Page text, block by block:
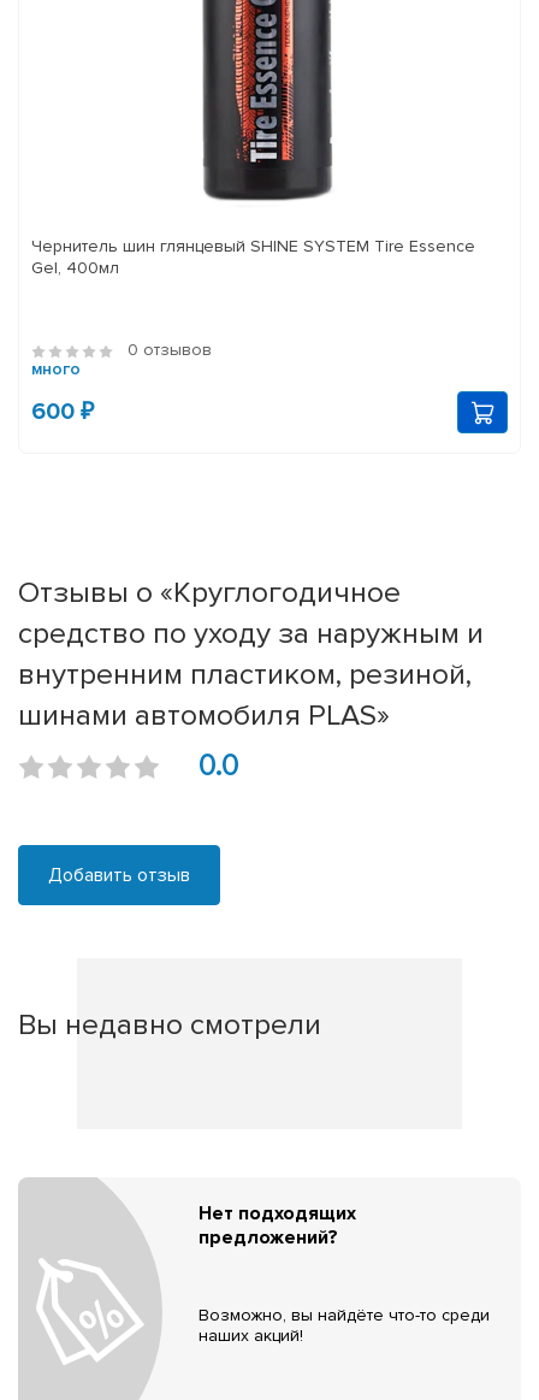
Чернитель шин глянцевый SHINE SYSTEM Tire Essence
Gel, 400мл
0 отзывов
много
600 ₽
Отзывы о «Круглогодичное
средство по уходу за наружным и
внутренним пластиком, резиной,
шинами автомобиля PLAS»
0.0
Добавить отзыв
Вы недавно смотрели
Нет подходящих
предложений?
Возможно, вы найдёте что-то среди
наших акций!